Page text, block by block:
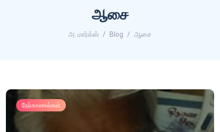
ஆசை
அ. மார்க்ஸ் Blog ஆசை
நேர்காணல்கள்